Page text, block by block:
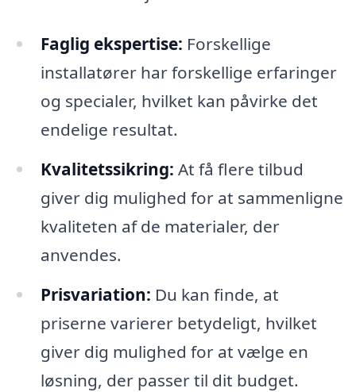
Faglig ekspertise: Forskellige
installatører har forskellige erfaringer
og specialer, hvilket kan påvirke det
endelige resultat.
Kvalitetssikring: At få flere tilbud
giver dig mulighed for at sammenligne
kvaliteten af de materialer, der
anvendes.
Prisvariation: Du kan finde, at
priserne varierer betydeligt, hvilket
giver dig mulighed for at vælge en
løsning, der passer til dit budget.